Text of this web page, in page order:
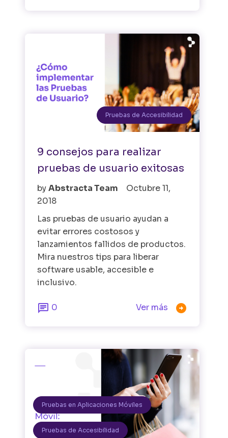
Pruebas de Accesibilidad
9 consejos para realizar
pruebas de usuario exitosas
byAbstracta Team
Octubre 11,
2018
Las pruebas de usuario ayudan a
evitar errores costosos y
lanzamientos fallidos de productos.
Mira nuestros tips para liberar
software usable, accesible e
inclusivo.
 0 Ver más 
Pruebas de Accesibilidad
Pruebas en Aplicaciones Móviles